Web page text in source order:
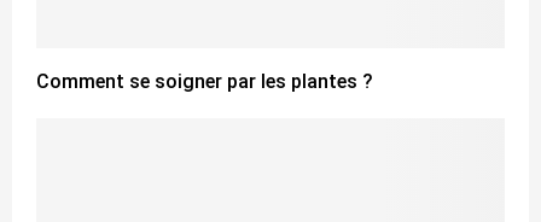
Comment se soigner par les plantes ?